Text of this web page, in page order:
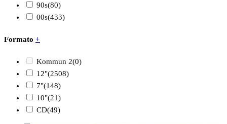
90s(80)
00s(433)
Formato +
Kommun 2(0)
12"(2508)
7"(148)
10"(21)
CD(49)